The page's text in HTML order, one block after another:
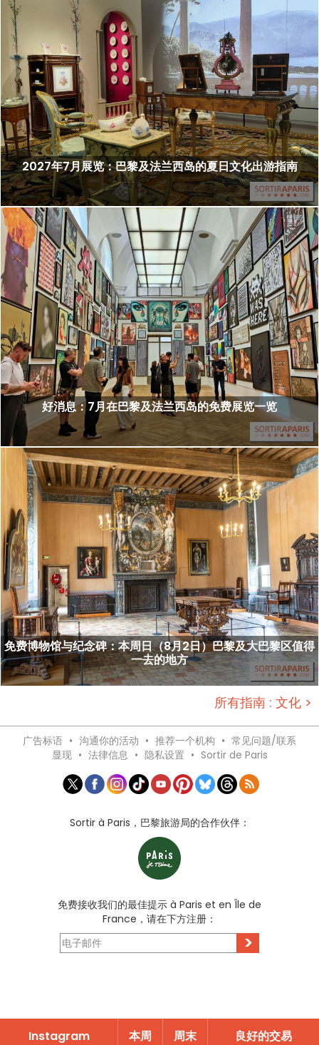
2027年7月展览：巴黎及法兰西岛的夏日文化出游指南
好消息：7月在巴黎及法兰西岛的免费展览一览
免费博物馆与纪念碑：本周日（8月2日）巴黎及大巴黎区值得
一去的地方
所有指南 : 文化 >
广告标语 • 沟通你的活动 • 推荐一个机构 • 常见问题/联系
显现 • 法律信息 • 隐私设置 • Sortir de Paris
Sortir à Paris，巴黎旅游局的合作伙伴：
免费接收我们的最佳提示 à Paris et en Île de
France，请在下方注册：
>
Instagram 本周 周末 良好的交易